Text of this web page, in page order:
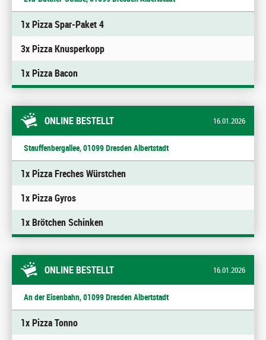
1x Pizza Spar-Paket 4
3x Pizza Knusperkopp
1x Pizza Bacon
ONLINE BESTELLT 16.01.2026
Stauffenbergallee, 01099 Dresden Albertstadt
1x Pizza Freches Würstchen
1x Pizza Gyros
1x Brötchen Schinken
ONLINE BESTELLT 16.01.2026
An der Eisenbahn, 01099 Dresden Albertstadt
1x Pizza Tonno